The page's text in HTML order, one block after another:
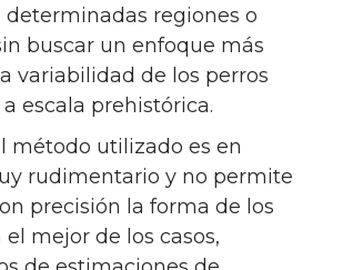
determinadas regiones o
buscar un enfoque más
variabilidad de los perros
escala prehistórica.
método utilizado es en
rudimentario y no permite
precisión la forma de los
el mejor de los casos,